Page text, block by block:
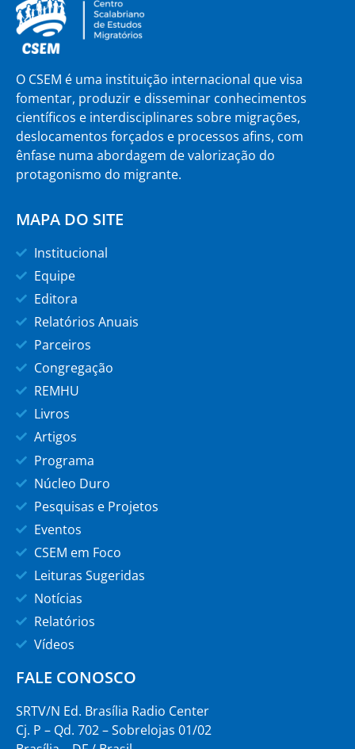
O CSEM é uma instituição internacional que visa
fomentar, produzir e disseminar conhecimentos
científicos e interdisciplinares sobre migrações,
deslocamentos forçados e processos afins, com
ênfase numa abordagem de valorização do
protagonismo do migrante.
MAPA DO SITE
Institucional
Equipe
Editora
Relatórios Anuais
Parceiros
Congregação
REMHU
Livros
Artigos
Programa
Núcleo Duro
Pesquisas e Projetos
Eventos
CSEM em Foco
Leituras Sugeridas
Notícias
Relatórios
Vídeos
FALE CONOSCO
SRTV/N Ed. Brasília Radio Center
Cj. P – Qd. 702 – Sobrelojas 01/02